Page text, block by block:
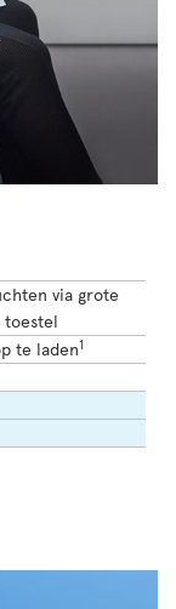
via grote
toestel
te laden1